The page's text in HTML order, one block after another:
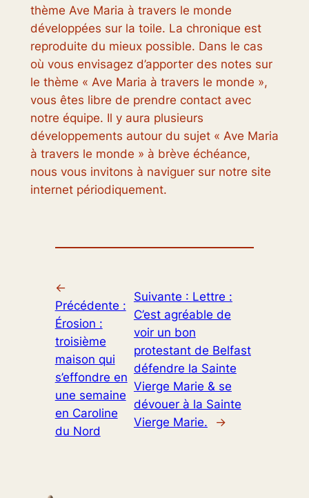
thème Ave Maria à travers le monde
développées sur la toile. La chronique est
reproduite du mieux possible. Dans le cas
où vous envisagez d’apporter des notes sur
le thème « Ave Maria à travers le monde »,
vous êtes libre de prendre contact avec
notre équipe. Il y aura plusieurs
développements autour du sujet « Ave Maria
à travers le monde » à brève échéance,
nous vous invitons à naviguer sur notre site
internet périodiquement.
←
Précédente :
Érosion :
troisième
maison qui
s’effondre en
une semaine
en Caroline
du Nord
Suivante : Lettre :
C’est agréable de
voir un bon
protestant de Belfast
défendre la Sainte
Vierge Marie & se
dévouer à la Sainte
Vierge Marie.
→